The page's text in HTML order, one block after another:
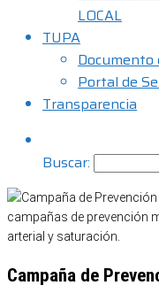
LOCAL
TUPA
Documento
Portal de
Transparencia
Buscar:
Campaña de